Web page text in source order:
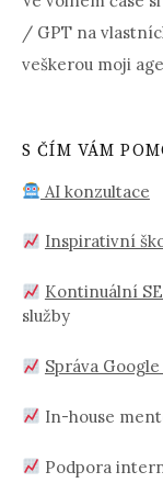
/ GPT na
veškerou moji
S ČÍM VÁM
AI konzultace
Inspirativní
Kontinuální
služby
Správa
In-house
Podpora